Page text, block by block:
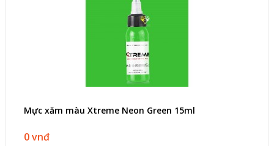
Mực xăm màu Xtreme Neon Green 15ml
0 vnđ